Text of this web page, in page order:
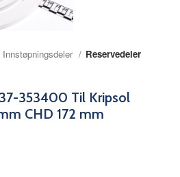
Innstøpningsdeler Reservedeler
353400 Til Kripsol
CHD 172 mm